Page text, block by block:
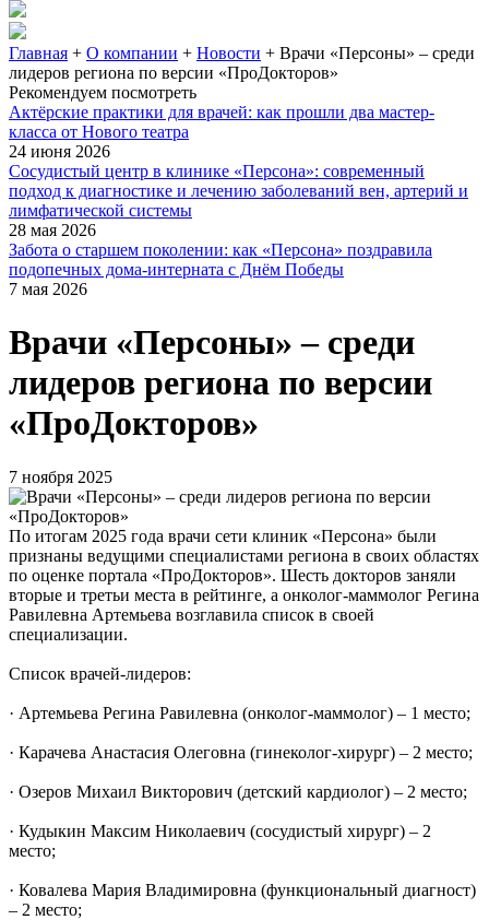
Главная + О компании + Новости + Врачи «Персоны» – среди
лидеров региона по версии «ПроДокторов»
Рекомендуем посмотреть
Актёрские практики для врачей: как прошли два мастер-
класса от Нового театра
24 июня 2026
Сосудистый центр в клинике «Персона»: современный
подход к диагностике и лечению заболеваний вен, артерий и
лимфатической системы
28 мая 2026
Забота о старшем поколении: как «Персона» поздравила
подопечных дома-интерната с Днём Победы
7 мая 2026
Врачи «Персоны» – среди
лидеров региона по версии
«ПроДокторов»
7 ноября 2025
По итогам 2025 года врачи сети клиник «Персона» были
признаны ведущими специалистами региона в своих областях
по оценке портала «ПроДокторов». Шесть докторов заняли
вторые и третьи места в рейтинге, а онколог-маммолог Регина
Равилевна Артемьева возглавила список в своей
специализации.
Список врачей-лидеров:
· Артемьева Регина Равилевна (онколог-маммолог) – 1 место;
· Карачева Анастасия Олеговна (гинеколог-хирург) – 2 место;
· Озеров Михаил Викторович (детский кардиолог) – 2 место;
· Кудыкин Максим Николаевич (сосудистый хирург) – 2
место;
· Ковалева Мария Владимировна (функциональный диагност)
– 2 место;